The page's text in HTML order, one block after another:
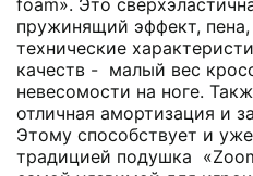
пружинящий эффект,
технические
качеств - малый вес
невесомости на ноге.
отличная амортизация и
Этому способствует и
традицией подушка